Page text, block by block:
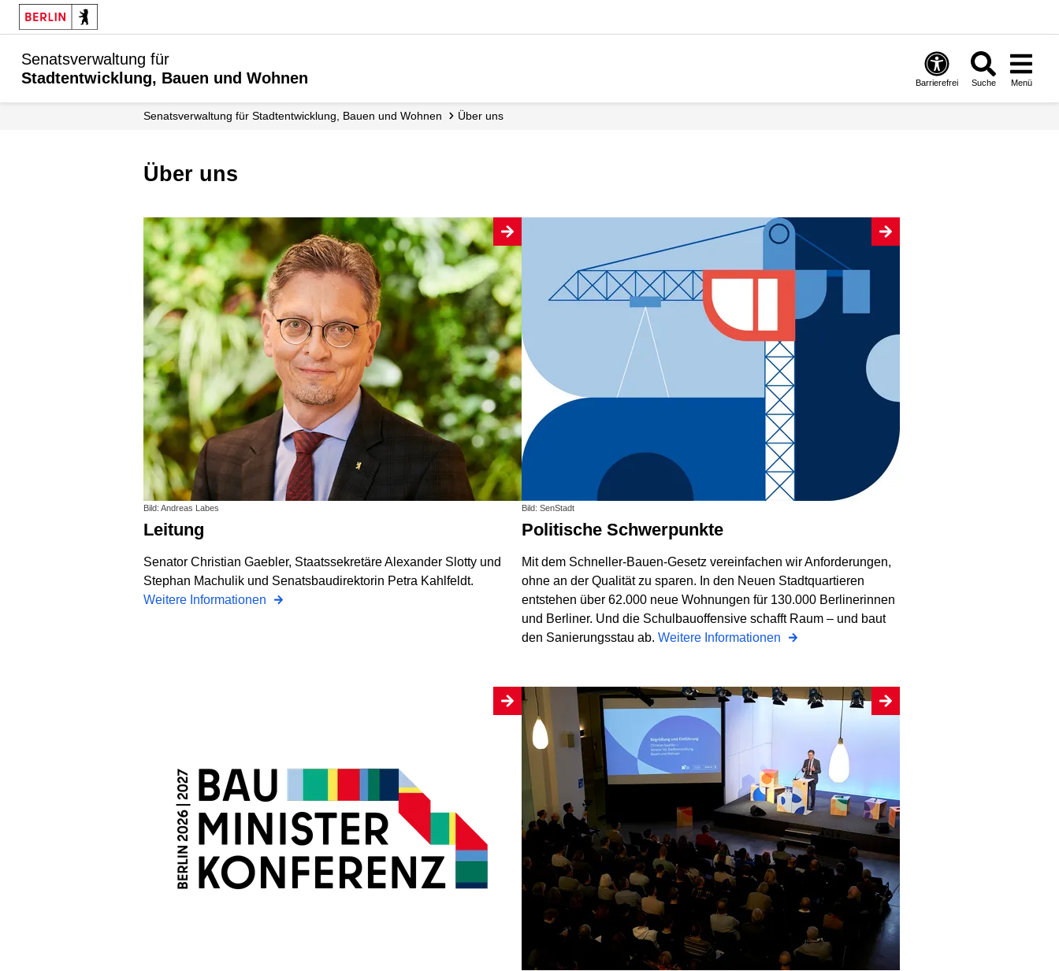
Senatsverwaltung für
Stadtentwicklung, Bauen und Wohnen
Barrierefrei Suche Menü
Senats­verwaltung für Stadtentwicklung, Bauen und Wohnen Über uns
Über uns
Bild: Andreas Labes
Leitung
Senator Christian Gaebler, Staatssekretäre Alexander Slotty und
Stephan Machulik und Senatsbaudirektorin Petra Kahlfeldt.
Weitere Informationen
Bild: SenStadt
Politische Schwerpunkte
Mit dem Schneller-Bauen-Gesetz vereinfachen wir Anforderungen,
ohne an der Qualität zu sparen. In den Neuen Stadtquartieren
entstehen über 62.000 neue Wohnungen für 130.000 Berlinerinnen
und Berliner. Und die Schulbauoffensive schafft Raum – und baut
den Sanierungsstau ab. Weitere Informationen